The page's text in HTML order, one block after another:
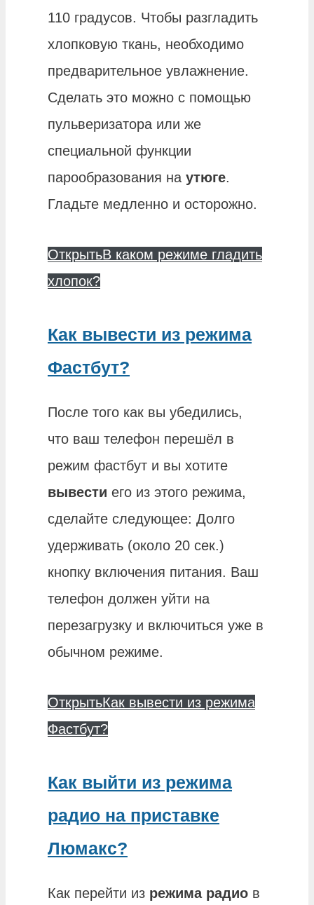
110 градусов. Чтобы разгладить
хлопковую ткань, необходимо
предварительное увлажнение.
Сделать это можно с помощью
пульверизатора или же
специальной функции
парообразования на утюге.
Гладьте медленно и осторожно.
ОткрытьВ каком режиме гладить
хлопок?
Как вывести из режима
Фастбут?
После того как вы убедились,
что ваш телефон перешёл в
режим фастбут и вы хотите
вывести его из этого режима,
сделайте следующее: Долго
удерживать (около 20 сек.)
кнопку включения питания. Ваш
телефон должен уйти на
перезагрузку и включиться уже в
обычном режиме.
ОткрытьКак вывести из режима
Фастбут?
Как выйти из режима
радио на приставке
Люмакс?
Как перейти из режима радио в